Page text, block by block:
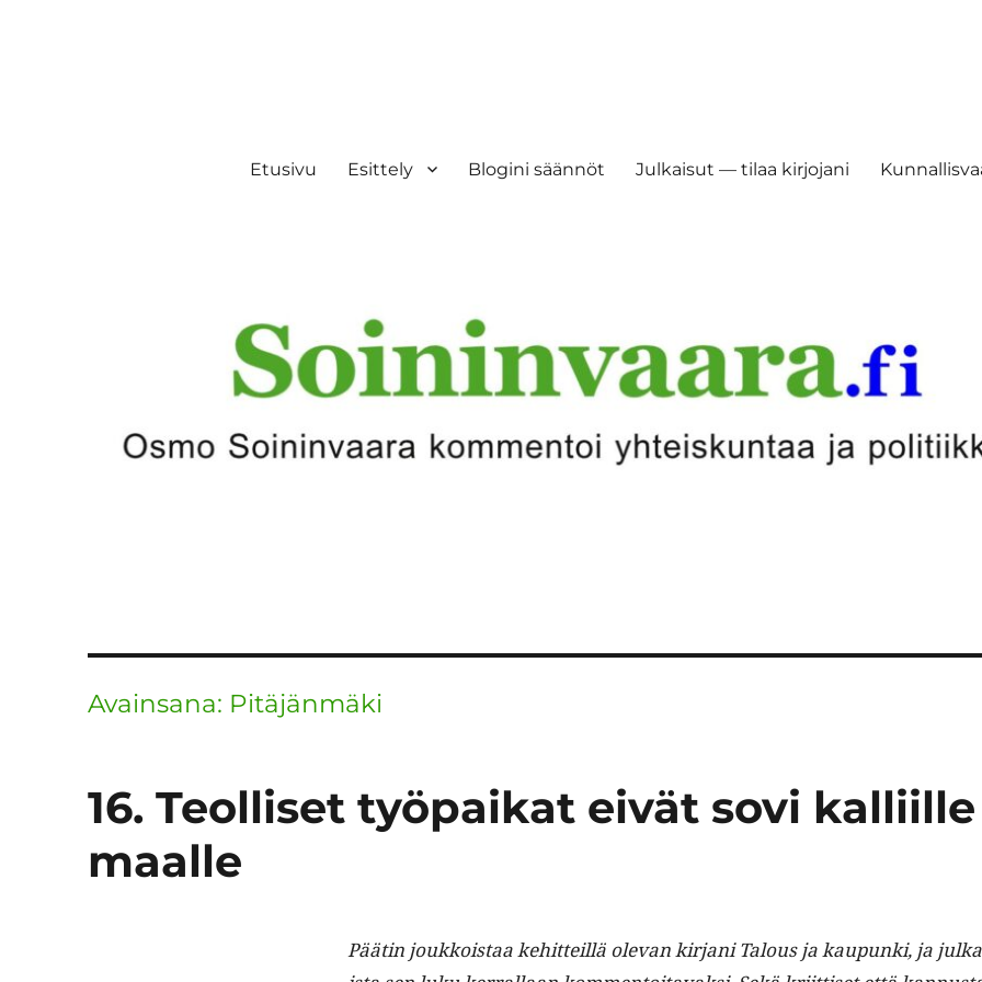
Etusivu Esittely Blogini säännöt Julkaisut — tilaa kirjojani
Avainsana: Pitäjänmäki
16. Teolliset työpaikat eivät sovi kalliille
maalle
Päätin joukkois­taa kehit­teil­lä ole­van kir­jani Talous ja kaupun­ki, ja